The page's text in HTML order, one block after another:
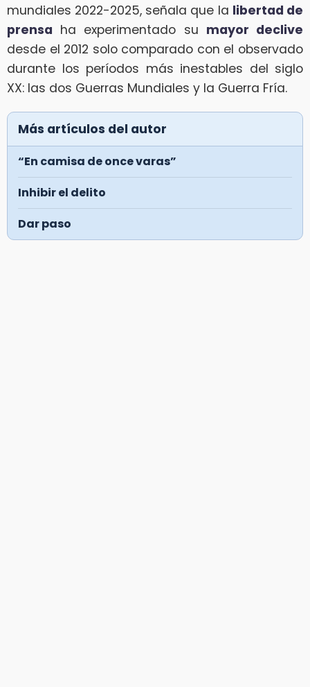
mundiales 2022-2025, señala que la libertad de
prensa ha experimentado su mayor declive
desde el 2012 solo comparado con el observado
durante los períodos más inestables del siglo
XX: las dos Guerras Mundiales y la Guerra Fría.
Más artículos del autor
“En camisa de once varas”
Inhibir el delito
Dar paso